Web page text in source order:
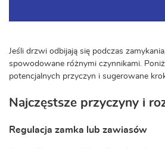
Jeśli drzwi odbijają się podczas
spowodowane różnymi czynnikami.
potencjalnych przyczyn i sugerowane
Najczęstsze przyczyny i
Regulacja zamka lub zawiasów